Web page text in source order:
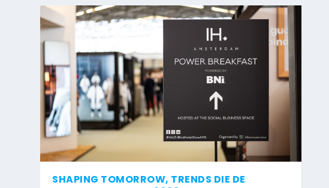
SHAPING TOMORROW, TRENDS DIE DE